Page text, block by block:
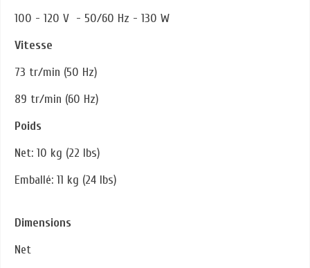
100 - 120 V - 50/60 Hz - 130 W
Vitesse
73 tr/min (50 Hz)
89 tr/min (60 Hz)
Poids
Net: 10 kg (22 lbs)
Emballé: 11 kg (24 lbs)
Dimensions
Net